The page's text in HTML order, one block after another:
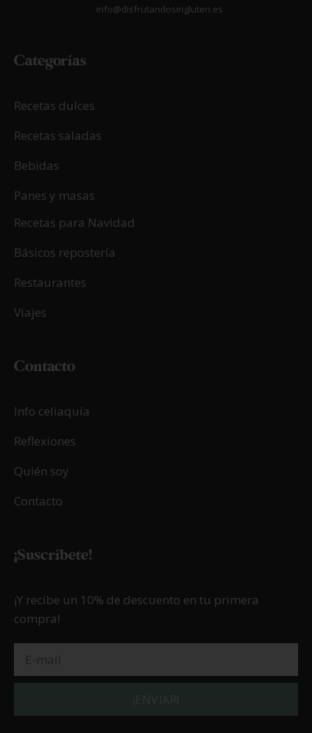
info@disfrutandosingluten.es
Categorías
Recetas dulces
Recetas saladas
Bebidas
Panes y masas
Recetas para Navidad
Básicos repostería
Restaurantes
Viajes
Contacto
Info celiaquía
Reflexiones
Quién soy
Contacto
¡Suscríbete!
¡Y recibe un 10% de descuento en tu primera
compra!
¡ENVIAR!